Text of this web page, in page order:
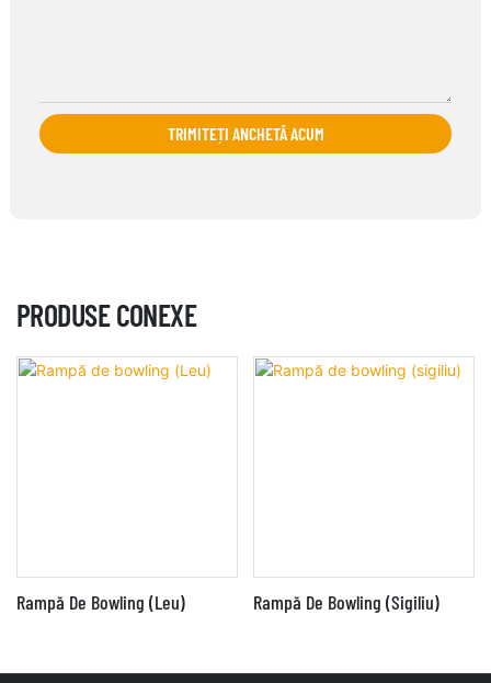
TRIMITEȚI ANCHETĂ ACUM
PRODUSE CONEXE
Rampă De Bowling (Leu) Rampă De Bowling (sigiliu)